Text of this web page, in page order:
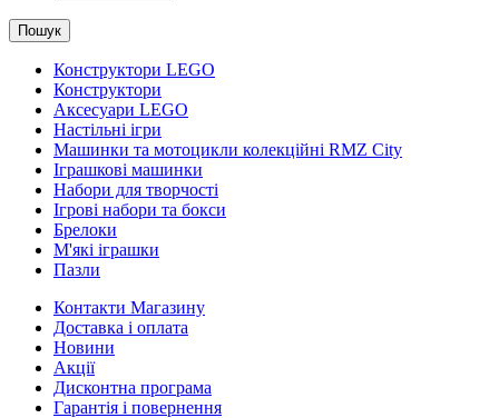
Пошук
Конструктори LEGO
Конструктори
Аксесуари LEGO
Настільні ігри
Машинки та мотоцикли колекційні RMZ City
Іграшкові машинки
Набори для творчості
Ігрові набори та бокси
Брелоки
М'які іграшки
Пазли
Контакти Магазину
Доставка і оплата
Новини
Акції
Дисконтна програма
Гарантія і повернення